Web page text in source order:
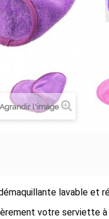
Agrandir l'image
lavable et
votre serviette